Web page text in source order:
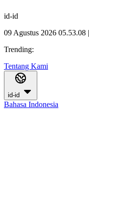
id-id
09 Agustus 2026 05.53.09 |
Trending:
Tentang Kami
id-id
Bahasa Indonesia